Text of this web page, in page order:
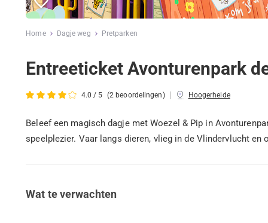
Home Dagje weg Pretparken
Entreeticket Avonturenpark
4.0 / 5 (2 beoordelingen) | Hoogerheide
Beleef een magisch dagje met Woezel & Pip in
speelplezier. Vaar langs dieren, vlieg in de Vlindervlucht en
Wat te verwachten